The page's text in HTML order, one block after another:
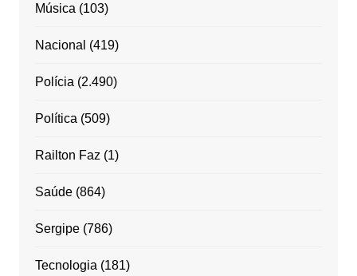
Música (103)
Nacional (419)
Polícia (2.490)
Política (509)
Railton Faz (1)
Saúde(864)
Sergipe(786)
Tecnologia (181)